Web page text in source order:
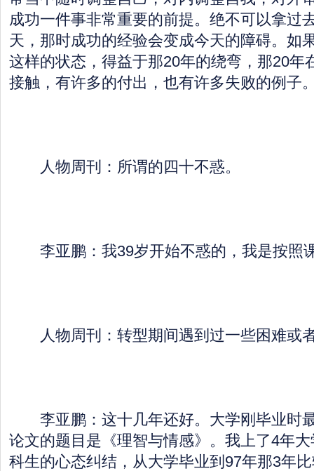
成功一件事非常重要的前提。绝不可以拿过
天，那时成功的经验会变成今天的障碍。如
这样的状态，得益于那20年的绕弯，那20年
接触，有许多的付出，也有许多失败的例子
人物周刊：所谓的四十不惑。
李亚鹏：我39岁开始不惑的，我是按照
人物周刊：转型期间遇到过一些困难或
李亚鹏：这十几年还好。大学刚毕业时
论文的题目是《理智与情感》。我上了4年
科生的心态纠结，从大学毕业到97年那3年